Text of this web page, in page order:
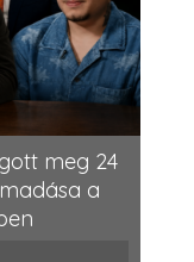
meg 24
a